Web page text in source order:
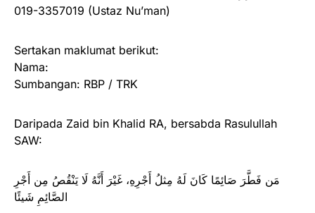
019-3357019 (Ustaz Nu’man)
Sertakan maklumat berikut:
Nama:
Sumbangan: RBP / TRK
Daripada Zaid bin Khalid RA, bersabda Rasulullah
SAW:
مَن فَطَّرَ صَائِمًا كَانَ لَهُ مِثلُ أَجْرِهِ، غَيْرَ أَنَّهُ لَا يَنْقُصُ مِن أَجْرِ
الصَّائِمِ شَيئًا